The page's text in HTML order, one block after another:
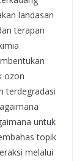
landasan
terapan
ozon
terdegradasi
untuk
topik
melalui